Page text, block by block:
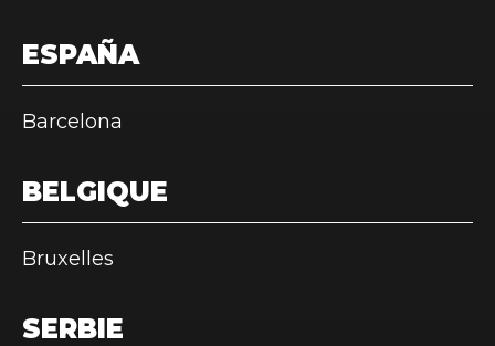
ESPAÑA
Barcelona
BELGIQUE
Bruxelles
SERBIE